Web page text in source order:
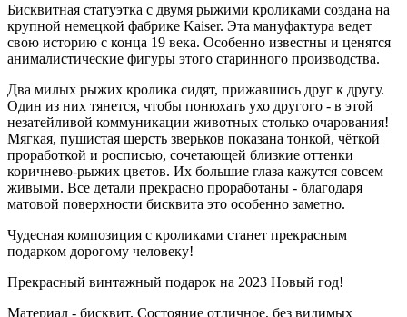
Бисквитная статуэтка с двумя рыжими кроликами создана на
крупной немецкой фабрике Kaiser. Эта мануфактура ведет
свою историю с конца 19 века. Особенно известны и ценятся
анималистические фигуры этого старинного производства.
Два милых рыжих кролика сидят, прижавшись друг к другу.
Один из них тянется, чтобы понюхать ухо другого - в этой
незатейливой коммуникации животных столько очарования!
Мягкая, пушистая шерсть зверьков показана тонкой, чёткой
проработкой и росписью, сочетающей близкие оттенки
коричнево-рыжих цветов. Их большие глаза кажутся совсем
живыми. Все детали прекрасно проработаны - благодаря
матовой поверхности бисквита это особенно заметно.
Чудесная композиция с кроликами станет прекрасным
подарком дорогому человеку!
Прекрасный винтажный подарок на 2023 Новый год!
Материал - бисквит. Состояние отличное, без видимых